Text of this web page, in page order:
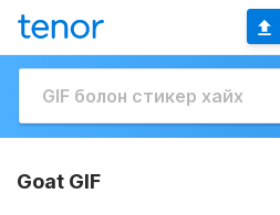
Goat GIF